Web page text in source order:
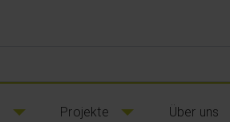
Projekte Über uns